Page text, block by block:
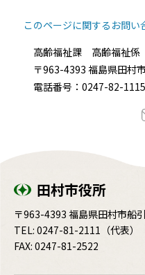
このページに関するお問い
高齢福祉課 高齢福祉係
〒963-4393 福島県田村
電話番号：0247-82-
田村市役所
〒963-4393 福島県田村市船
TEL: 0247-81-2111 （代表）
FAX: 0247-81-2522